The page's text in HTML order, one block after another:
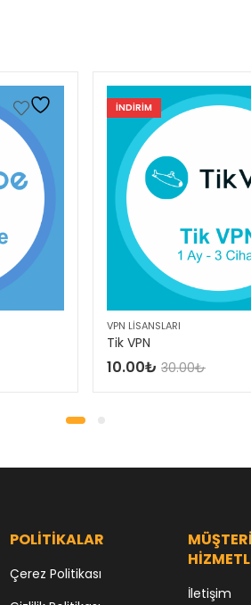
INDIRIM
VPN LISANSLARI
Tik VPN
10.00₺ 30.00₺
POLİTİKALAR
Çerez Politikası
MÜŞTERİ
İletişim